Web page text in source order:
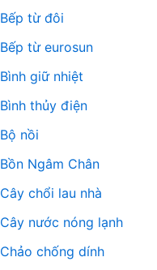
Bếp từ đôi
Bếp từ eurosun
Bình giữ nhiệt
Bình thủy điện
Bộ nồi
Bồn Ngâm Chân
Cây chổi lau nhà
Cây nước nóng lạnh
Chảo chống dính